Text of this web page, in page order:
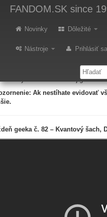
FANDOM.SK since
Novinky Dôležité
Nástroje Prihlásiť sa
geeka
videotýždenník pre geekov
expolicajtoch a hráčov
vyhodnotenie minulej
Ak nestíhate evidovať
geeka č. 82 – Kvantový šach,